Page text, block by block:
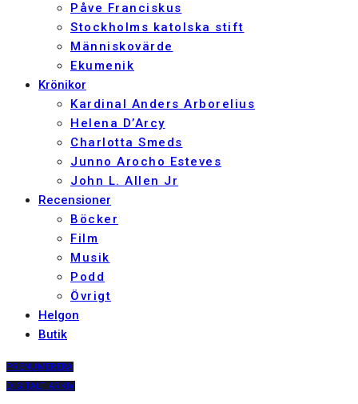
Påve Franciskus
Stockholms katolska stift
Människovärde
Ekumenik
Krönikor
Kardinal Anders Arborelius
Helena D’Arcy
Charlotta Smeds
Junno Arocho Esteves
John L. Allen Jr
Recensioner
Böcker
Film
Musik
Podd
Övrigt
Helgon
Butik
PRENUMERERA
DIGITALT ARKIV